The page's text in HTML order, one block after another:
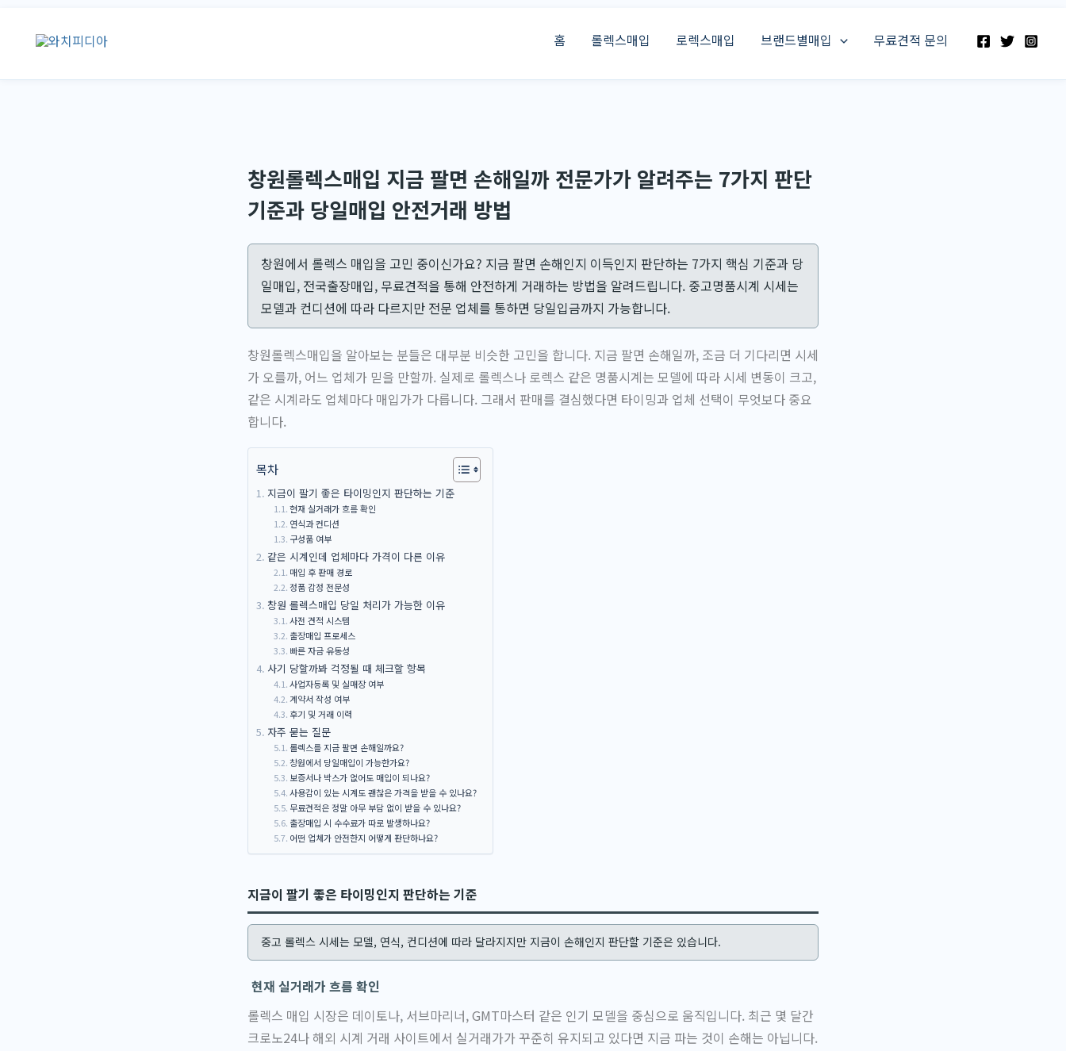
로
홈 롤렉스매입 로렉스매입 브랜드별매입 무료견적 문의
창원롤렉스매입 지금 팔면 손해일까 전문가가 알려주는 7가지 판단
기준과 당일매입 안전거래 방법
창원에서 롤렉스 매입을 고민 중이신가요? 지금 팔면 손해인지 이득인지 판단하는 7가지 핵심 기준과 당
일매입, 전국출장매입, 무료견적을 통해 안전하게 거래하는 방법을 알려드립니다. 중고명품시계 시세는
모델과 컨디션에 따라 다르지만 전문 업체를 통하면 당일입금까지 가능합니다.
창원롤렉스매입을 알아보는 분들은 대부분 비슷한 고민을 합니다. 지금 팔면 손해일까, 조금 더 기다리면 시세
가 오를까, 어느 업체가 믿을 만할까. 실제로 롤렉스나 로렉스 같은 명품시계는 모델에 따라 시세 변동이 크고,
같은 시계라도 업체마다 매입가가 다릅니다. 그래서 판매를 결심했다면 타이밍과 업체 선택이 무엇보다 중요
합니다.
목차
지금이 팔기 좋은 타이밍인지 판단하는 기준
현재 실거래가 흐름 확인
연식과 컨디션
구성품 여부
같은 시계인데 업체마다 가격이 다른 이유
매입 후 판매 경로
정품 감정 전문성
창원 롤렉스매입 당일 처리가 가능한 이유
사전 견적 시스템
출장매입 프로세스
빠른 자금 유동성
사기 당할까봐 걱정될 때 체크할 항목
사업자등록 및 실매장 여부
계약서 작성 여부
후기 및 거래 이력
자주 묻는 질문
롤렉스를 지금 팔면 손해일까요?
창원에서 당일매입이 가능한가요?
보증서나 박스가 없어도 매입이 되나요?
사용감이 있는 시계도 괜찮은 가격을 받을 수 있나요?
무료견적은 정말 아무 부담 없이 받을 수 있나요?
출장매입 시 수수료가 따로 발생하나요?
어떤 업체가 안전한지 어떻게 판단하나요?
지금이 팔기 좋은 타이밍인지 판단하는 기준
중고 롤렉스 시세는 모델, 연식, 컨디션에 따라 달라지지만 지금이 손해인지 판단할 기준은 있습니다.
현재 실거래가 흐름 확인
롤렉스 매입 시장은 데이토나, 서브마리너, GMT마스터 같은 인기 모델을 중심으로 움직입니다. 최근 몇 달간
크로노24나 해외 시계 거래 사이트에서 실거래가가 꾸준히 유지되고 있다면 지금 파는 것이 손해는 아닙니다.